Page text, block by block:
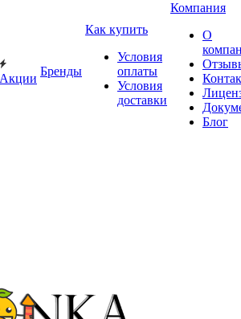
Акции
Бренды
Как купить
Условия
оплаты
Условия
доставки
Компания
О
Блог